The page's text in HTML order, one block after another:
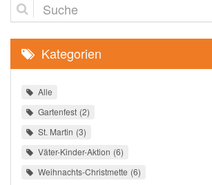
Kategorien
Alle
Gartenfest 2
St. Martin 3
Väter-Kinder-Aktion 6
Weihnachts-Christmette 6